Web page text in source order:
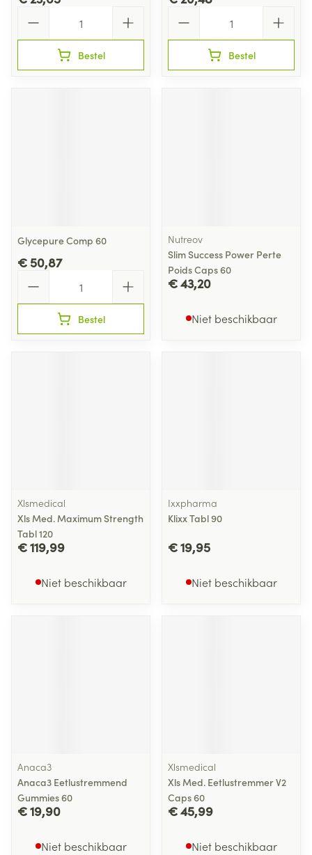
Bestel Bestel
Glycepure Comp 60
€ 50,87
Bestel
Nutreov
Slim Success Power Perte
Poids Caps 60
€ 43,20
Niet beschikbaar
Xlsmedical
Xls Med. Maximum Strength
Tabl 120
€ 119,99
Niet beschikbaar
Ixxpharma
Klixx Tabl 90
€ 19,95
Niet beschikbaar
Anaca3
Anaca3 Eetlustremmend
Gummies 60
€ 19,90
Niet beschikbaar
Xlsmedical
Xls Med. Eetlustremmer V2
Caps 60
€ 45,99
Niet beschikbaar